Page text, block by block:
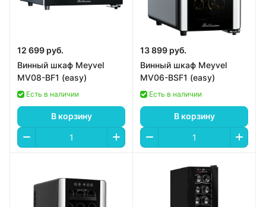
12 699 руб.
Винный шкаф Meyvel
MV08-BF1 (easy)
Есть в наличии
В корзину
13 899 руб.
Винный шкаф Meyvel
MV06-BSF1 (easy)
Есть в наличии
В корзину